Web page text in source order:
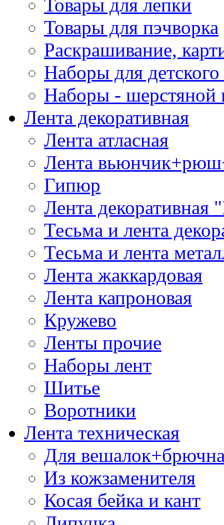
Товары для лепки
Товары для пэчворка
Раскрашивание,
Наборы для
Наборы - шерстяной
Лента декоративная
Лента атласная
Лента
Гипюр
Лента декоративная
Тесьма и лента
Тесьма и лента
Лента жаккардовая
Лента капроновая
Кружево
Ленты прочие
Наборы лент
Шитье
Воротники
Лента техническая
Для
Из кожзаменителя
Косая бейка и кант